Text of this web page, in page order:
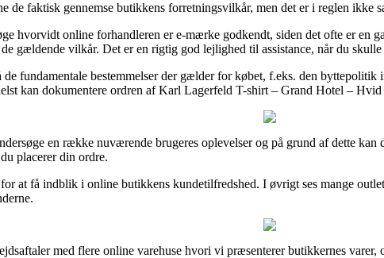
faktisk gennemse butikkens forretningsvilkår, men det er i reglen ikke
hvorvidt online forhandleren er e-mærke godkendt, siden det ofte er en
gældende vilkår. Det er en rigtig god lejlighed til assistance, når du
fundamentale bestemmelser der gælder for købet, f.eks. den byttepolitik
kan dokumentere ordren af Karl Lagerfeld T-shirt – Grand Hotel –
en række nuværende brugeres oplevelser og på grund af dette
placerer din ordre.
at få indblik i online butikkens kundetilfredshed. I øvrigt ses mange
med flere online varehuse hvori vi præsenterer butikkernes